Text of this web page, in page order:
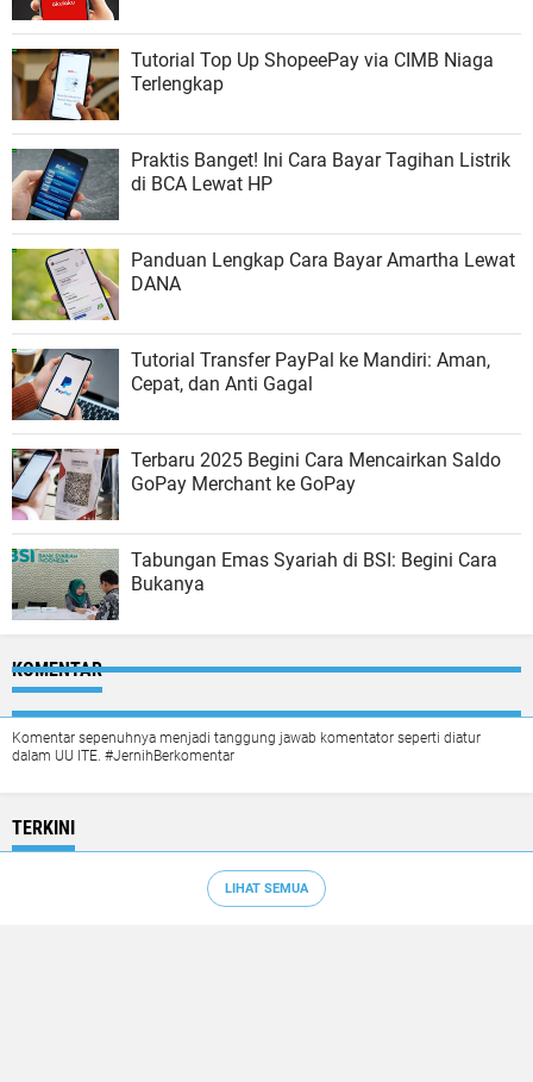
Tutorial Top Up ShopeePay via CIMB Niaga
Terlengkap
Praktis Banget! Ini Cara Bayar Tagihan Listrik
di BCA Lewat HP
Panduan Lengkap Cara Bayar Amartha Lewat
DANA
Tutorial Transfer PayPal ke Mandiri: Aman,
Cepat, dan Anti Gagal
Terbaru 2025 Begini Cara Mencairkan Saldo
GoPay Merchant ke GoPay
Tabungan Emas Syariah di BSI: Begini Cara
Bukanya
KOMENTAR
Komentar sepenuhnya menjadi tanggung jawab komentator seperti diatur
dalam UU ITE. #JernihBerkomentar
TERKINI
LIHAT SEMUA